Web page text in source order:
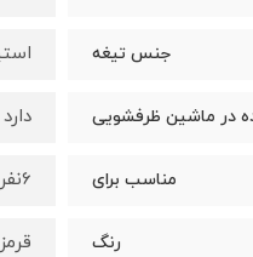
جنس تیغه
در ماشین ظرفشویی دارد
مناسب برای 6نفر
رنگ قرمز